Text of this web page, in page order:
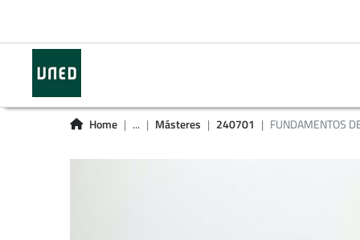
Home ... Másteres 240701 FUNDAMENTOS